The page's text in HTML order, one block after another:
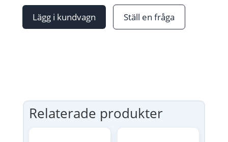
Lägg i kundvagn Ställ en fråga
Relaterade produkter